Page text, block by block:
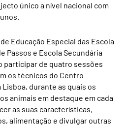
único a nível nacional com
Educação Especial das Escola
Passos e Escola Secundária
participar de quatro sessões
os técnicos do Centro
durante as quais os
animais em destaque em cada
as suas características,
alimentação e divulgar outras